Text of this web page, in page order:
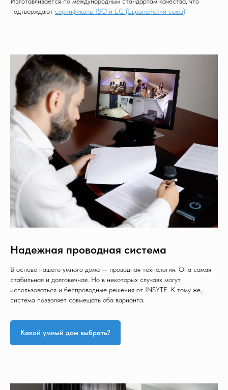
подтверждают сертификаты ISO и EC (Европейский союз)
Надежная проводная система
В основе нашего умного дома — проводная технология. Она самая
стабильная и долговечная. Но в некоторых случаях могут
использоваться и беспроводные решения от INSYTE. К тому же,
система позволяет совмещать оба варианта.
Какой умный дом выбрать?